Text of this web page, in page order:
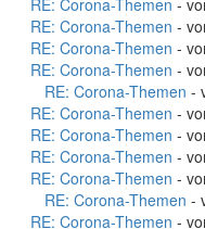
RE: Corona-Themen -
RE: Corona-Themen -
RE: Corona-Themen -
RE: Corona-Themen -
RE: Corona-Themen -
RE: Corona-Themen -
RE: Corona-Themen -
RE: Corona-Themen -
RE: Corona-Themen -
RE: Corona-Themen -
RE: Corona-Themen -